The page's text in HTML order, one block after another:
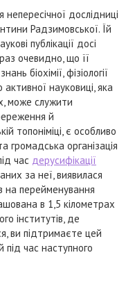
дослідниці
Радзимовської. Їй
публікації досі
очевидно, що її
біохімії, фізіології
активної науковиці, яка
може служити
й
топоніміці, є особливо
громадська організація
час дерусифікації
за неї, виявилася
перейменування
в 1,5 кілометрах
інститутів, де
ви підтримаєте цей
під час наступного